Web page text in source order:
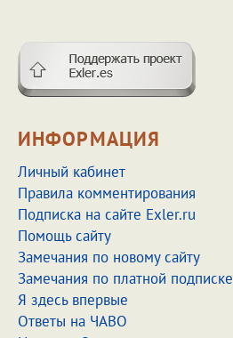
ИНФОРМАЦИЯ
Личный кабинет
Правила комментирования
Подписка на сайте Exler.ru
Помощь сайту
Замечания по новому сайту
Замечания по платной подписке
Я здесь впервые
Ответы на ЧАВО